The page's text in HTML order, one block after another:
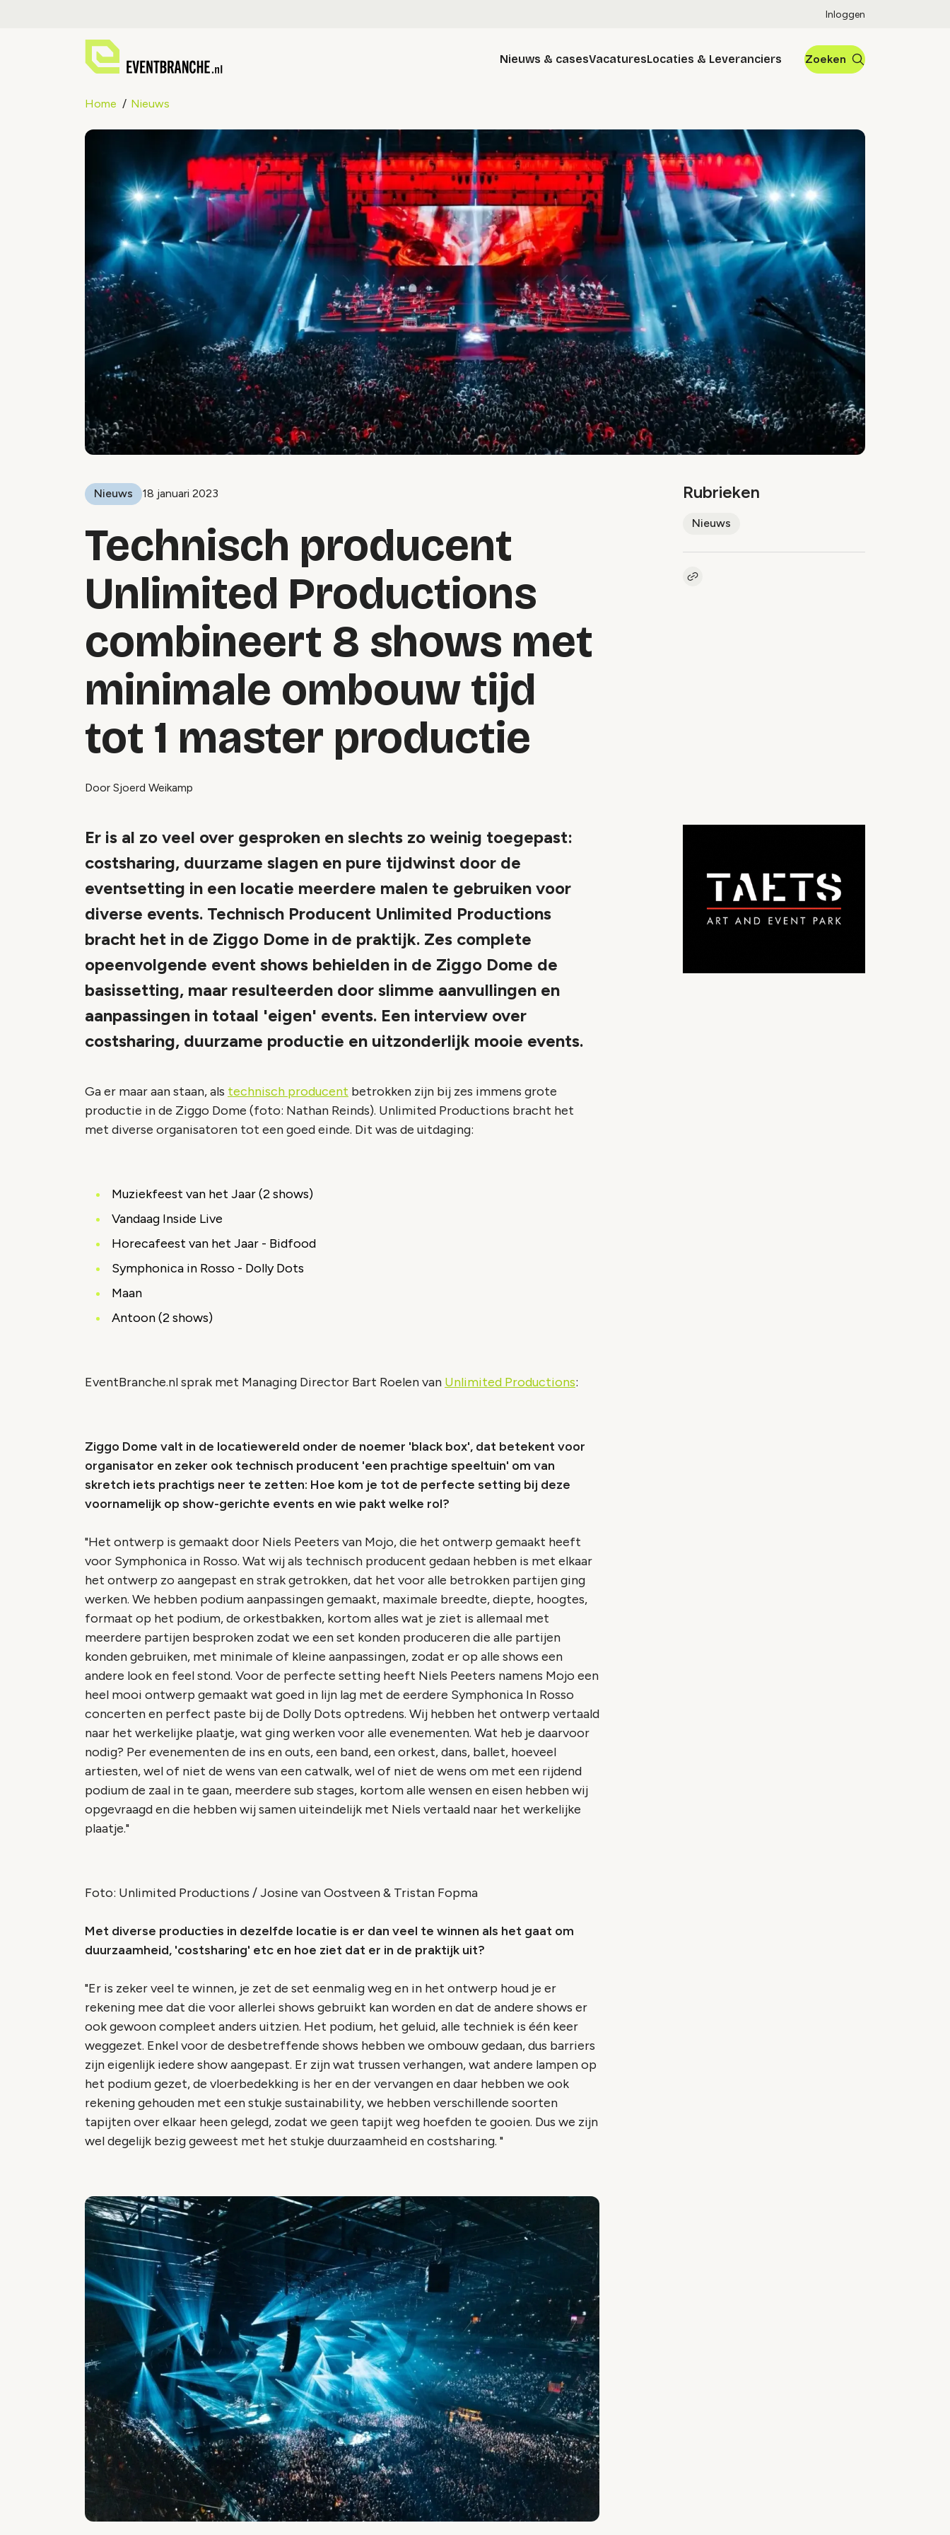
Inloggen
Nieuws & casesVacaturesLocaties & Leveranciers Zoeken
Home Nieuws
Nieuws 18 januari 2023
Technisch producent
Unlimited Productions
combineert 8 shows met
minimale ombouw tijd
tot 1 master productie
Door Sjoerd Weikamp
Rubrieken
Nieuws
Kopieer link naar artikel
Er is al zo veel over gesproken en slechts zo weinig toegepast:
costsharing, duurzame slagen en pure tijdwinst door de
eventsetting in een locatie meerdere malen te gebruiken voor
diverse events. Technisch Producent Unlimited Productions
bracht het in de Ziggo Dome in de praktijk. Zes complete
opeenvolgende event shows behielden in de Ziggo Dome de
basissetting, maar resulteerden door slimme aanvullingen en
aanpassingen in totaal 'eigen' events. Een interview over
costsharing, duurzame productie en uitzonderlijk mooie events.
Ga er maar aan staan, als technisch producent betrokken zijn bij zes immens grote
productie in de Ziggo Dome (foto: Nathan Reinds). Unlimited Productions bracht het
met diverse organisatoren tot een goed einde. Dit was de uitdaging:
Muziekfeest van het Jaar (2 shows)
Vandaag Inside Live
Horecafeest van het Jaar - Bidfood
Symphonica in Rosso - Dolly Dots
Maan
Antoon (2 shows)
EventBranche.nl sprak met Managing Director Bart Roelen van Unlimited Productions:
Ziggo Dome valt in de locatiewereld onder de noemer 'black box', dat betekent voor
organisator en zeker ook technisch producent 'een prachtige speeltuin' om van
skretch iets prachtigs neer te zetten: Hoe kom je tot de perfecte setting bij deze
voornamelijk op show-gerichte events en wie pakt welke rol?
"Het ontwerp is gemaakt door Niels Peeters van Mojo, die het ontwerp gemaakt heeft
voor Symphonica in Rosso. Wat wij als technisch producent gedaan hebben is met elkaar
het ontwerp zo aangepast en strak getrokken, dat het voor alle betrokken partijen ging
werken. We hebben podium aanpassingen gemaakt, maximale breedte, diepte, hoogtes,
formaat op het podium, de orkestbakken, kortom alles wat je ziet is allemaal met
meerdere partijen besproken zodat we een set konden produceren die alle partijen
konden gebruiken, met minimale of kleine aanpassingen, zodat er op alle shows een
andere look en feel stond. Voor de perfecte setting heeft Niels Peeters namens Mojo een
heel mooi ontwerp gemaakt wat goed in lijn lag met de eerdere Symphonica In Rosso
concerten en perfect paste bij de Dolly Dots optredens. Wij hebben het ontwerp vertaald
naar het werkelijke plaatje, wat ging werken voor alle evenementen. Wat heb je daarvoor
nodig? Per evenementen de ins en outs, een band, een orkest, dans, ballet, hoeveel
artiesten, wel of niet de wens van een catwalk, wel of niet de wens om met een rijdend
podium de zaal in te gaan, meerdere sub stages, kortom alle wensen en eisen hebben wij
opgevraagd en die hebben wij samen uiteindelijk met Niels vertaald naar het werkelijke
plaatje."
Foto: Unlimited Productions / Josine van Oostveen & Tristan Fopma
Met diverse producties in dezelfde locatie is er dan veel te winnen als het gaat om
duurzaamheid, 'costsharing' etc en hoe ziet dat er in de praktijk uit?
"Er is zeker veel te winnen, je zet de set eenmalig weg en in het ontwerp houd je er
rekening mee dat die voor allerlei shows gebruikt kan worden en dat de andere shows er
ook gewoon compleet anders uitzien. Het podium, het geluid, alle techniek is één keer
weggezet. Enkel voor de desbetreffende shows hebben we ombouw gedaan, dus barriers
zijn eigenlijk iedere show aangepast. Er zijn wat trussen verhangen, wat andere lampen op
het podium gezet, de vloerbedekking is her en der vervangen en daar hebben we ook
rekening gehouden met een stukje sustainability, we hebben verschillende soorten
tapijten over elkaar heen gelegd, zodat we geen tapijt weg hoefden te gooien. Dus we zijn
wel degelijk bezig geweest met het stukje duurzaamheid en costsharing. "